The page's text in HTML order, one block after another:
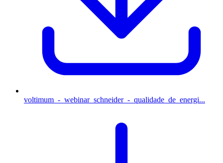
voltimum_-_webinar_schneider_-_qualidade_de_energi...